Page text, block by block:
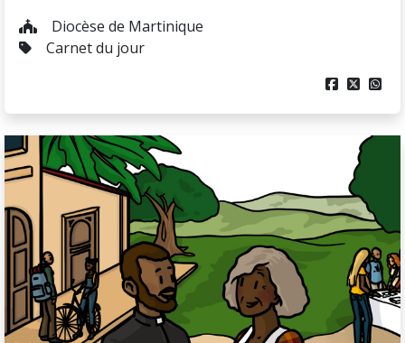
Diocèse de Martinique
Carnet du jour
  